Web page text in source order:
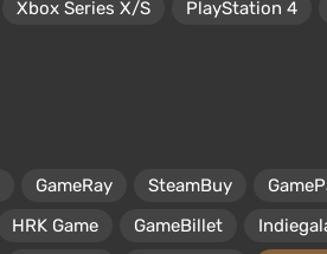
Xbox Series X/S PlayStation 4
GameRay SteamBuy
HRK Game GameBillet